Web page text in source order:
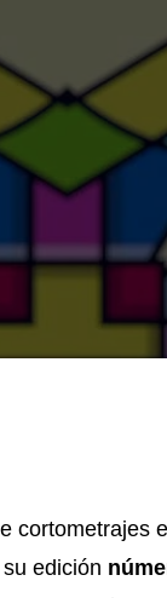
cortometrajes
edición